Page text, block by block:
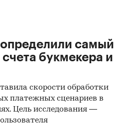
самый
букмекера и
скорости обработки
платежных сценариев в
Цель исследования —